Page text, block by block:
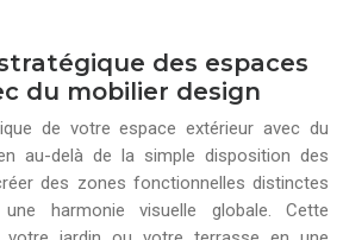
des espaces
du mobilier design
de votre espace extérieur avec du
au-delà de la simple disposition des
des zones fonctionnelles distinctes
harmonie visuelle globale. Cette